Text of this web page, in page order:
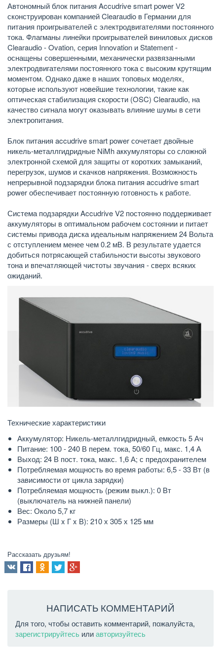
Автономный блок питания Accudrive smart power V2
сконструирован компанией Clearaudio в Германии для
питания проигрывателей с электродвигателями постоянного
тока. Флагманы линейки проигрывателей виниловых дисков
Clearaudio - Ovation, серия Innovation и Statement -
оснащены совершенными, механически развязанными
электродвигателями постоянного тока с высоким крутящим
моментом. Однако даже в наших топовых моделях,
которые используют новейшие технологии, такие как
оптическая стабилизация скорости (OSC) Clearaudio, на
качество сигнала могут оказывать влияние шумы в сети
электропитания.
Блок питания accudrive smart power сочетает двойные
никель-металлгидридные NiMh аккумуляторы со сложной
электронной схемой для защиты от коротких замыканий,
перегрузок, шумов и скачков напряжения. Возможность
непрерывной подзарядки блока питания accudrive smart
power обеспечивает постоянную готовность к работе.
Система подзарядки Accudrive V2 постоянно поддерживает
аккумуляторы в оптимальном рабочем состоянии и питает
системы привода диска идеальным напряжением 24 Вольта
с отступлением менее чем 0.2 мВ. В результате удается
добиться потрясающей стабильности высоты звукового
тона и впечатляющей чистоты звучания - сверх всяких
ожиданий.
Технические характеристики
Аккумулятор: Никель-металлгидридный, емкость 5 Ач
Питание: 100 - 240 В перем. тока, 50/60 Гц, макс. 1,4 А
Выход: 24 В пост. тока, макс. 1,6 А; с предохранителем
Потребляемая мощность во время работы: 6,5 - 33 Вт (в
зависимости от цикла зарядки)
Потребляемая мощность (режим выкл.): 0 Вт
(выключатель на нижней панели)
Вес: Около 5,7 кг
Размеры (Ш x Г x В): 210 х 305 х 125 мм
Рассказать друзьям!
НАПИСАТЬ КОММЕНТАРИЙ
Для того, чтобы оставить комментарий, пожалуйста,
зарегистрируйтесь илиавторизуйтесь